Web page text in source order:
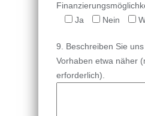
Ja
Nein
9. Beschreiben Sie
Vorhaben etwa näher
erforderlich).